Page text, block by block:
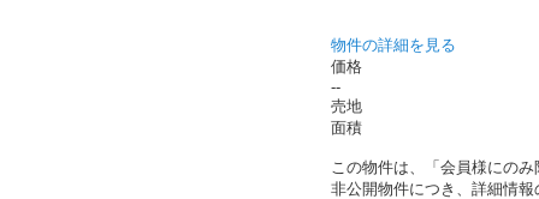
物件の詳細を見る
価格
--
売地
面積
この物件は、「会員様にの
非公開物件につき、詳細情